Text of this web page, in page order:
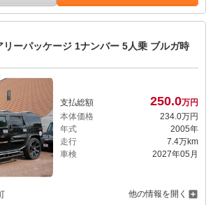
リーパッケージ 1ナンバー 5人乗 ブルガ時
支払総額 250.0万円
本体価格
234.0万円
年式
2005年
走行
7.4万km
車検
2027年05月
他の情報を開く